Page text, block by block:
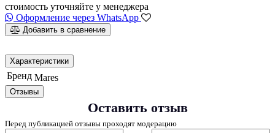
стоимость уточняйте у менеджера
Оформление через WhatsApp
Добавить в сравнение
Характеристики
Бренд Mares
Отзывы
Оставить отзыв
Перед публикацией отзывы проходят модерацию